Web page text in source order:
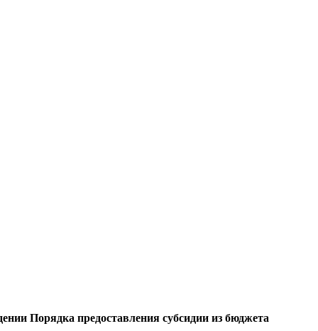
Порядка предоставления субсидии из бюджета